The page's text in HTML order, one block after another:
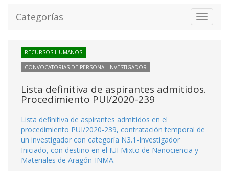
Toggle
Categorías
RECURSOS HUMANOS
CONVOCATORIAS DE PERSONAL INVESTIGADOR
Lista definitiva de aspirantes admitidos.
Procedimiento PUI/2020-239
Lista definitiva de aspirantes admitidos en el
procedimiento PUI/2020-239, contratación temporal de
un investigador con categoría N3.1-Investigador
Iniciado, con destino en el IUI Mixto de Nanociencia y
Materiales de Aragón-INMA.